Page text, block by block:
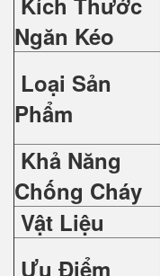
Ngăn Kéo
Loại Sản
Phẩm
Khả Năng
Chống Cháy
Vật Liệu
Ưu Điểm